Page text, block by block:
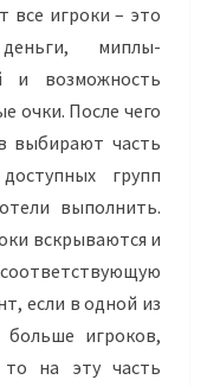
все игроки – это
миплы-
и возможность
очки. После чего
выбирают часть
групп
выполнить.
вскрываются и
если в одной из
больше игроков,
на эту часть